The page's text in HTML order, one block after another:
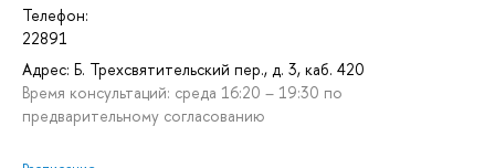
Телефон:
22891
Адрес: Б. Трехсвятительский пер., д. 3, каб. 420
Время консультаций: среда 16:20 – 19:30 по
предварительному согласованию